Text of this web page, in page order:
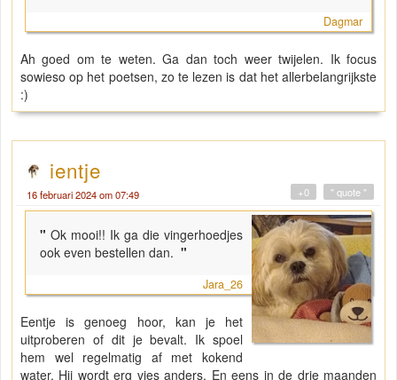
Dagmar
Ah goed om te weten. Ga dan toch weer twijelen. Ik focus
sowieso op het poetsen, zo te lezen is dat het allerbelangrijkste
:)
ientje
16 februari 2024 om 07:49 " quote "
+0
"Ok mooi!! Ik ga die vingerhoedjes
ook even bestellen dan. "
Jara_26
Eentje is genoeg hoor, kan je het
uitproberen of dit je bevalt. Ik spoel
hem wel regelmatig af met kokend
water. Hij wordt erg vies anders. En eens in de drie maanden